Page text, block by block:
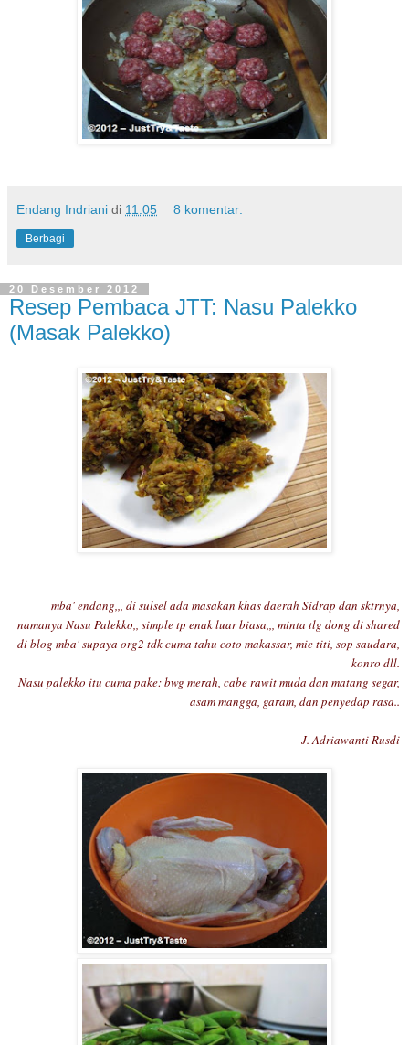
Endang Indriani di 11.05 8 komentar:
Berbagi
20 Desember 2012
Resep Pembaca JTT: Nasu Palekko
(Masak Palekko)
mba' endang,,, di sulsel ada masakan khas daerah Sidrap dan sktrnya,
namanya Nasu Palekko,, simple tp enak luar biasa,,, minta tlg dong di shared
di blog mba' supaya org2 tdk cuma tahu coto makassar, mie titi, sop saudara,
konro dll.
Nasu palekko itu cuma pake: bwg merah, cabe rawit muda dan matang segar,
asam mangga, garam, dan penyedap rasa..
J. Adriawanti Rusdi